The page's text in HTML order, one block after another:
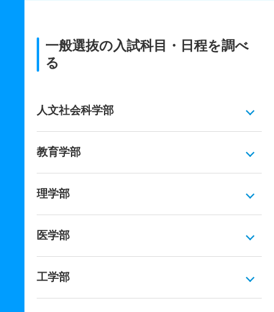
一般選抜の入試科目・日程を調べ
る
人文社会科学部
教育学部
理学部
医学部
工学部